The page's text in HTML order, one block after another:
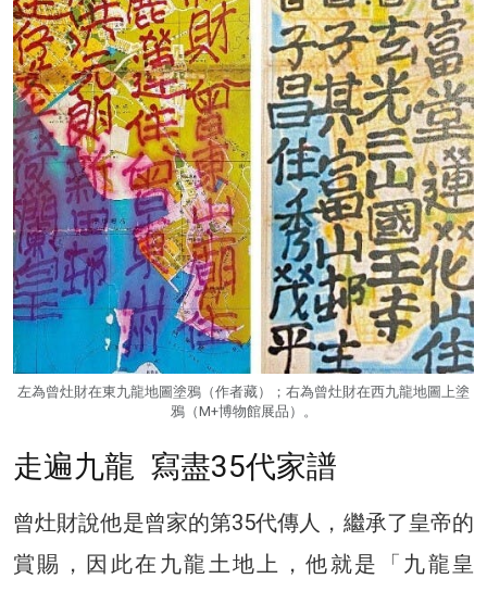
左為曾灶財在東九龍地圖塗鴉（作者藏）；右為曾灶財在西九龍地圖上塗
鴉（M+博物館展品）。
走遍九龍 寫盡35代家譜
曾灶財說他是曾家的第35代傳人，繼承了皇帝的
賞賜，因此在九龍土地上，他就是「九龍皇